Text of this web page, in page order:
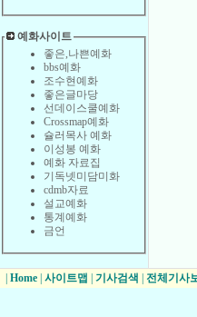
예화사이트
좋은,나쁜예화
bbs예화
조수현예화
좋은글마당
선데이스쿨예화
Crossmap예화
슐러목사 예화
이성봉 예화
예화 자료집
기독넷미담미화
cdmb자료
설교예화
통계예화
금언
Home 사이트맵 기사검색 전체기사